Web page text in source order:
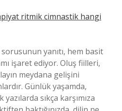
ritmik cimnastik hangi
yanıtı, hem basit
işaret ediyor. Oluş fiilleri,
meydana gelişini
Günlük yaşamda,
sıkça karşımıza